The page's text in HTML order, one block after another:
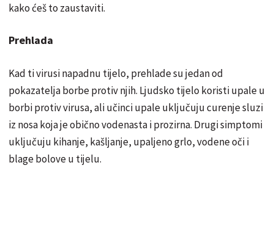
kako ćeš to zaustaviti.
Prehlada
Kad ti virusi napadnu tijelo, prehlade su jedan od
pokazatelja borbe protiv njih. Ljudsko tijelo koristi upale u
borbi protiv virusa, ali učinci upale uključuju curenje sluzi
iz nosa koja je obično vodenasta i prozirna. Drugi simptomi
uključuju kihanje, kašljanje, upaljeno grlo, vodene oči i
blage bolove u tijelu.